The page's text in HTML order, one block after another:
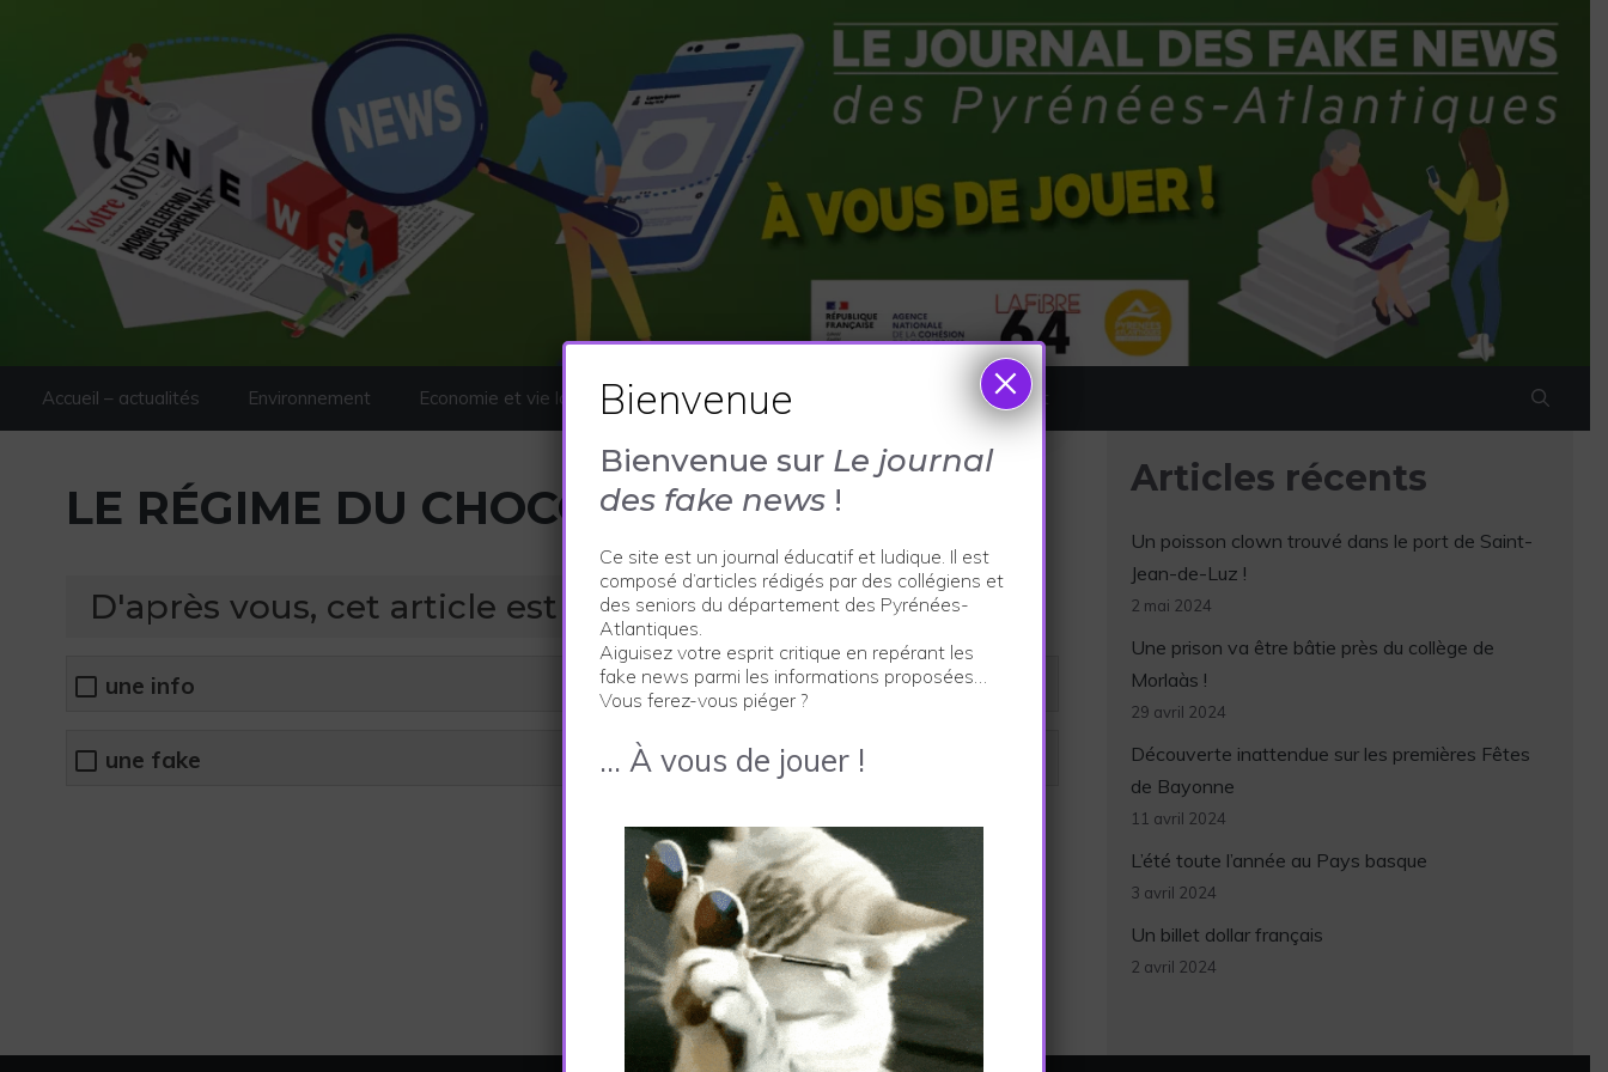
Accueil – actualités Environnement Economie et vie locale Sport et culture Le projet
LE RÉGIME DU CHOCOLAT NOIR
D'après vous, cet article est :
une info
une fake
Articles récents
Un poisson clown trouvé dans le port de Saint-
Jean-de-Luz !
2 mai 2024
Une prison va être bâtie près du collège de
Morlaàs !
29 avril 2024
Découverte inattendue sur les premières Fêtes
de Bayonne
11 avril 2024
L’été toute l’année au Pays basque
3 avril 2024
Un billet dollar français
2 avril 2024
Bienvenue
Bienvenue sur Le journal
des fake news !
Ce site est un journal éducatif et ludique. Il est
composé d’articles rédigés par des collégiens et
des seniors du département des Pyrénées-
Atlantiques.
Aiguisez votre esprit critique en repérant les
fake news parmi les informations proposées…
Vous ferez-vous piéger ?
… À vous de jouer !
×